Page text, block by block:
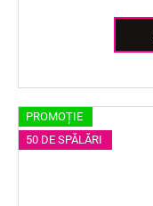
PROMOȚIE
50 DE SPĂLĂRI